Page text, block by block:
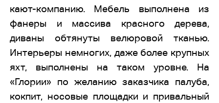
кают-компанию. Мебель выполнена из
фанеры и массива красного дерева,
диваны обтянуты велюровой тканью.
Интерьеры немногих, даже более крупных
яхт, выполнены на таком уровне. На
«Глории» по желанию заказчика палуба,
кокпит, носовые площадки и привальный